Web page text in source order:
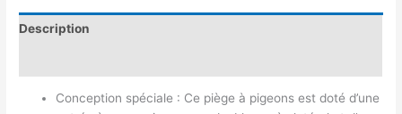
Description
Conception spéciale : Ce piège à pigeons est doté d’une